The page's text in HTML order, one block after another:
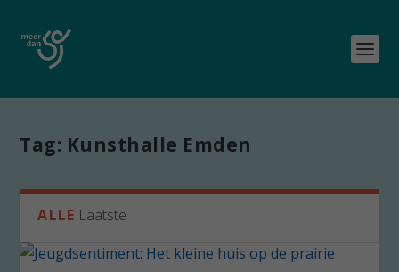
Tag: Kunsthalle Emden
ALLE Laatste